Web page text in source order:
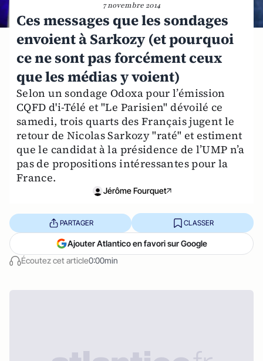
7 novembre 2014
Ces messages que les sondages
envoient à Sarkozy (et pourquoi
ce ne sont pas forcément ceux
que les médias y voient)
Selon un sondage Odoxa pour l’émission
CQFD d'i-Télé et "Le Parisien" dévoilé ce
samedi, trois quarts des Français jugent le
retour de Nicolas Sarkozy "raté" et estiment
que le candidat à la présidence de l’UMP n’a
pas de propositions intéressantes pour la
France.
Jérôme Fourquet
Écoutez cet article0:00min
PARTAGER CLASSER
Ajouter Atlantico en favori sur Google